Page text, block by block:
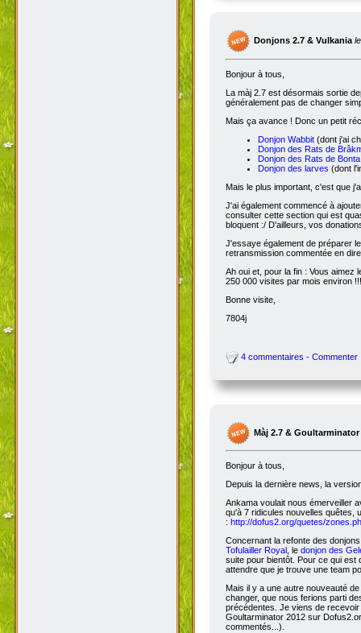
Donjons 2.7 & Vulkania
Bonjour à tous,
La màj 2.7 est désormais sortie
généralement pas de changer
Mais ça avance ! Donc un petit
Donjon Wabbit (dont j'ai
Donjon des Rats de
Donjon des Rats de Bonta
Donjon des larves (dont
Mais le plus important, c'est que
J'ai également commencé à
consulter cette section qui est
bloquent :/ D'ailleurs, vos
J'essaye également de préparer
retransmission commentée en
Ah oui et, pour la fin : Vous
250 000 visites par mois environ !!!
Bonne visite,
7804j
4 commentaires - Commenter
Màj 2.7 & Goultarminator
Bonjour à tous,
Depuis la dernière news, la
Ankama voulait nous émerveiller
qu'à 7 ridicules nouvelles quêtes,
: http://dofus2.org/quetes/
Concernant la refonte des
Tofulailler Royal , le donjon des
suite pour bientôt. Pour ce qui est
attendre que je trouve une team
Mais il y a une autre nouveauté
changer, que nous ferions parti
précédentes. Je viens de
Goultarminator 2012 sur
commentés...).